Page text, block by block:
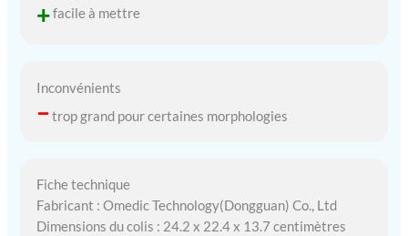
+facile à mettre
Inconvénients
– trop grand pour certaines morphologies
Fiche technique
Fabricant : Omedic Technology(Dongguan) Co., Ltd
Dimensions du colis : 24.2 x 22.4 x 13.7 centimètres